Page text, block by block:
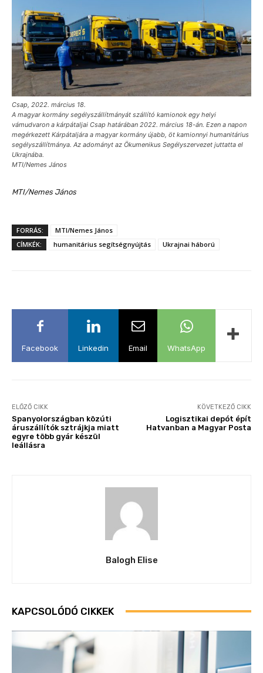
Csap, 2022. március 18.
A magyar kormány segélyszállítmányát szállító kamionok egy helyi
vámudvaron a kárpátaljai Csap határában 2022. március 18-án. Ezen a napon
megérkezett Kárpátaljára a magyar kormány újabb, öt kamionnyi humanitárius
segélyszállítmánya. Az adományt az Ökumenikus Segélyszervezet juttatta el
Ukrajnába.
MTI/Nemes János
MTI/Nemes János
FORRÁS:
MTI/Nemes János
CÍMKÉK:
humanitárius segítségnyújtás Ukrajnai háború
Facebook Linkedin Email WhatsApp
ELŐZŐ CIKK
Spanyolországban közúti
áruszállítók sztrájkja miatt
egyre több gyár készül
leállásra
KÖVETKEZŐ CIKK
Logisztikai depót épít
Hatvanban a Magyar Posta
Balogh Elise
KAPCSOLÓDÓ CIKKEK